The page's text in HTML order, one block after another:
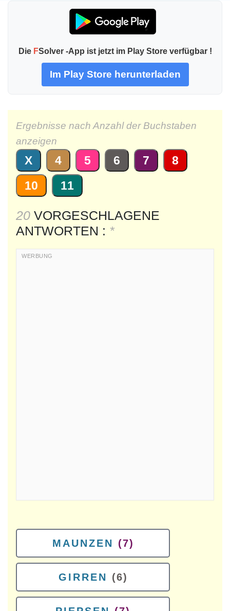
Die FSolver -App ist jetzt im Play Store verfügbar !
Im Play Store herunterladen
Ergebnisse nach Anzahl der Buchstaben
anzeigen
X 4 5 6 7
8
10
11
20 VORGESCHLAGENE
ANTWORTEN : *
MAUNZEN (7)
GIRREN (6)